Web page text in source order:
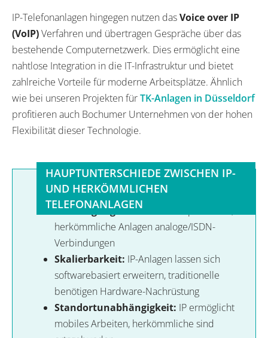
IP-Telefonanlagen hingegen nutzen dasVoice over IP
(VoIP)Verfahren und übertragen Gespräche über das
bestehende Computernetzwerk. Dies ermöglicht eine
nahtlose Integration in die IT-Infrastruktur und bietet
zahlreiche Vorteile für moderne Arbeitsplätze. Ähnlich
wie bei unseren Projekten fürTK-Anlagen in Düsseldorf
profitieren auch Bochumer Unternehmen von der hohen
Flexibilität dieser Technologie.
HAUPTUNTERSCHIEDE ZWISCHEN IP-
UND HERKÖMMLICHEN
TELEFONANLAGEN
Übertragung:IP nutzt Internetprotokolle,
herkömmliche Anlagen analoge/ISDN-
Verbindungen
Skalierbarkeit: IP-Anlagen lassen sich
softwarebasiert erweitern, traditionelle
benötigen Hardware-Nachrüstung
Standortunabhängigkeit: IP ermöglicht
mobiles Arbeiten, herkömmliche sind